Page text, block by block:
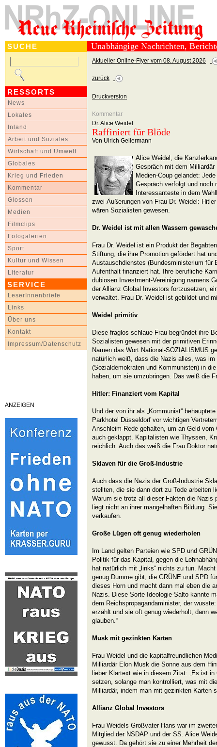
SUCHE
RESSORTS
News
Lokales
Inland
Arbeit und Soziales
Wirtschaft und Umwelt
Globales
Krieg und Frieden
Kommentar
Glossen
Medien
Filmclips
Fotogalerien
Sport
Kultur und Wissen
Literatur
SERVICE
LeserInnenbriefe
Links
Über uns
Kontakt
Impressum/Datenschutz
ANZEIGEN
Unabhängige Nachrichten,
Aktueller Online-Flyer vom 08. August 2026
zurück
Druckversion
Kommentar
Dr. Alice Weidel
Raffiniert für Blöde
Von Ulrich Gellermann
Alice Weidel, die
Gespräch mit dem
Medien-Coup gelandet:
Gespräch verfolgt und noch
Interessanteste in dem
zwei Äußerungen von Frau Dr. Weidel:
wären Sozialisten gewesen.
Dr. Weidel ist mit allen Wassern
Frau Dr. Weidel ist ein Produkt der
Stiftung, die ihre Promotion gefördert hat
Austauschdienstes (Bundesministerium für
Aufenthalt finanziert hat. Ihre berufliche
dubiosen Investment-Vereinigung namens
der Allianz Global Investors fortzusetzen,
verwaltet. Frau Dr. Weidel ist gebildet und
Weidel primitiv
Diese fraglos schlaue Frau begründet ihre
Sozialisten gewesen mit der primitiven
Namen das Wort National-SOZIALISMUS
natürlich weiß, dass die Nazis alles, was
(Sozialdemokraten und Kommunisten) in
haben, um sie umzubringen. Das weiß die
Hitler: Finanziert vom Kapital
Und der von ihr als „Kommunist“
Parkhotel Düsseldorf vor wichtigen
Anschleim-Rede gehalten, um an Geld
auch geklappt. Kapitalisten wie Thyssen,
reichlich. Auch das weiß die Frau Doktor
Sklaven für die Groß-Industrie
Auch dass die Nazis der Groß-Industrie
stellten, die sie dann dort zu Tode arbeiten
Warum sie trotz all dieser Fakten die Nazis
liegt nicht an ihrer mangelhaften Bildung.
verkaufen.
Große Lügen oft genug wiederholen
Im Land gelten Parteien wie SPD und
Politik für das Kapital, gegen die
hat natürlich mit „links“ nichts zu tun.
genug Dumme gibt, die GRÜNE und SPD
dieses Horn und macht dann mal eben die
Nazis. Diese Sorte Ideologie-Salto kannte
dem Reichspropagandaminister, der
erzählt und sie oft genug wiederholt, dann
glauben.“
Musk mit gezinkten Karten
Frau Weidel und die kapitalfreundlichen
Milliardär Elon Musk die Sonne aus dem
lieber Klartext wie in diesem Zitat: „Es ist
setzen, solange man kontrolliert, was mit
Milliardär, indem man mit gezinkten Karten
Allianz Global Investors
Frau Weidels Großvater Hans war im
Mitglied der NSDAP und der SS. Alice
gewusst. Da gehört sie zu einer Mehrheit